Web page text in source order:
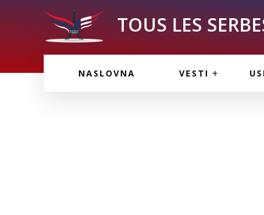
TOUS LES
NASLOVNA VESTI